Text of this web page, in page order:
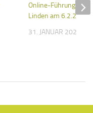
Online-Führung
Linden am 6.2.22
31. JANUAR 2022